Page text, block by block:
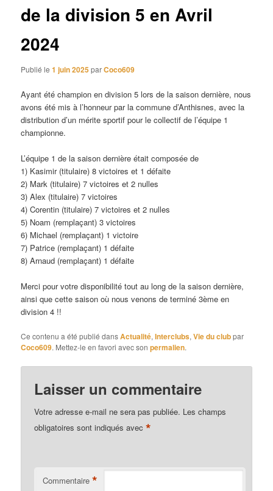
de la division 5 en Avril
2024
Publié le1 juin 2025parCoco609
Ayant été champion en division 5 lors de la saison dernière, nous
avons été mis à l’honneur par la commune d’Anthisnes, avec la
distribution d’un mérite sportif pour le collectif de l’équipe 1
championne.
L’équipe 1 de la saison dernière était composée de
1) Kasimir (titulaire) 8 victoires et 1 défaite
2) Mark (titulaire) 7 victoires et 2 nulles
3) Alex (titulaire) 7 victoires
4) Corentin (titulaire) 7 victoires et 2 nulles
5) Noam (remplaçant) 3 victoires
6) Michael (remplaçant) 1 victoire
7) Patrice (remplaçant) 1 défaite
8) Arnaud (remplaçant) 1 défaite
Merci pour votre disponibilité tout au long de la saison dernière,
ainsi que cette saison où nous venons de terminé 3ème en
division 4 !!
Ce contenu a été publié dansActualité,Interclubs,Vie du clubpar
Coco609. Mettez-le en favori avec sonpermalien.
Laisser un commentaire
Votre adresse e-mail ne sera pas publiée. Les champs
obligatoires sont indiqués avec*
Commentaire *